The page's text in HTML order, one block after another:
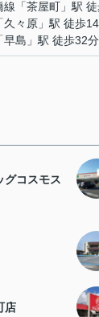
線 「茶屋町 」駅
「久々原 」駅 徒歩
「早島 」駅 徒歩32分
グコスモス
店